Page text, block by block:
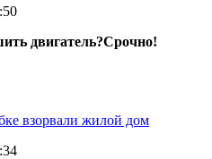
двигатель?Срочно!
взорвали жилой дом